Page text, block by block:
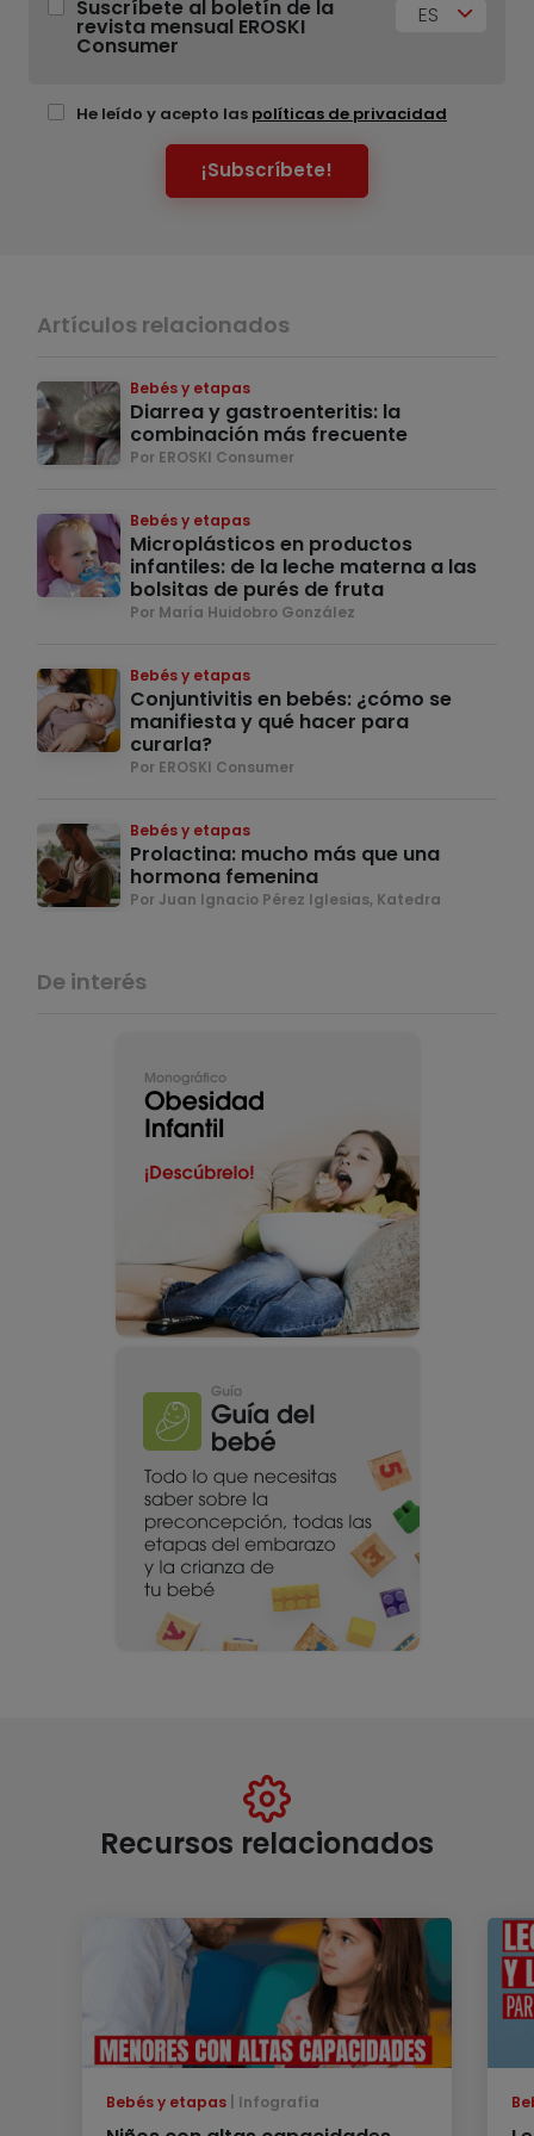
Suscríbete al boletín de la
revista mensual EROSKI
Consumer
ES
He leído y acepto las políticas de privacidad
¡Subscríbete!
Artículos relacionados
Bebés y etapas
Diarrea y gastroenteritis: la
combinación más frecuente
Por EROSKI Consumer
Bebés y etapas
Microplásticos en productos
infantiles: de la leche materna a las
bolsitas de purés de fruta
Por María Huidobro González
Bebés y etapas
Conjuntivitis en bebés: ¿cómo se
manifiesta y qué hacer para
curarla?
Por EROSKI Consumer
Bebés y etapas
Prolactina: mucho más que una
hormona femenina
Por Juan Ignacio Pérez Iglesias, Katedra
De interés
Recursos relacionados
Bebés y etapas Infografía